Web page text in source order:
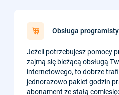
Obsługa
Jeżeli potrzebujesz pomocy
zajmą się bieżącą obsługą
internetowego, to dobrze
jednorazowo pakiet godzin
abonament ze stałą